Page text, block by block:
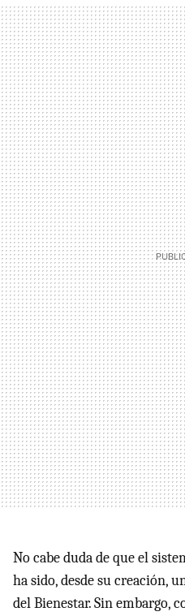
No cabe duda de que el
ha sido, desde su creación,
del Bienestar. Sin embargo,